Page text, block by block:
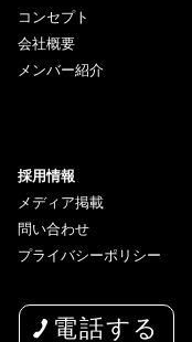
電話する
コンセプト
会社概要
メンバー紹介
採用情報
メディア掲載
問い合わせ
プライバシーポリシー